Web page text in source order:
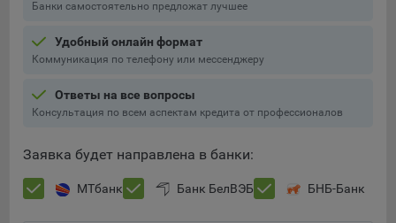
принимать меры по совершенствованию работы
осуществлять подбор рекламы, иных рекламных
материалов по наиболее актуальному, подходящему
Компании, которым мы поручаем обработку данных для
Яндекса рекламная сеть (Yandex Mobile Ads, ADFOX) -
сервис показа контекстной рекламы. Адрес: Yandex
Europe AG, Werftestrasse 4, CH-6005 Luzern, Switzerland.
Сохранить мои изменения
Сохранить по умолчанию
Банки самостоятельно предложат лучшее
Удобный онлайн формат
Коммуникация по телефону или мессенджеру
Ответы на все вопросы
Консультация по всем аспектам кредита от профессионалов
Заявка будет направлена в банки:
МТбанк Банк БелВЭБ БНБ-Банк